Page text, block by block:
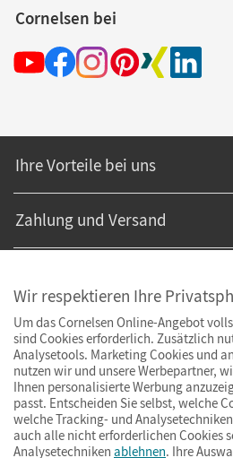
Cornelsen bei
Ihre Vorteile bei uns
Zahlung und Versand
Wir respektieren Ihre
Um das Cornelsen Online-Angebot
sind Cookies erforderlich. Zusätzlich
Analysetools. Marketing Cookies und
nutzen wir und unsere Werbepartner,
Ihnen personalisierte Werbung
passt. Entscheiden Sie selbst, welche
welche Tracking- und
auch alle nicht erforderlichen Cookies
Analysetechniken ablehnen. Ihre